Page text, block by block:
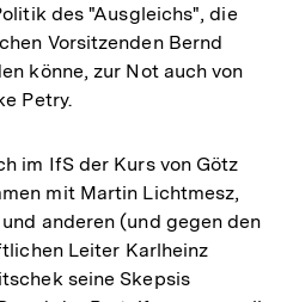
des "Ausgleichs", die
Vorsitzenden Bernd
könne, zur Not auch von
Petry.
im IfS der Kurs von Götz
mit Martin Lichtmesz,
anderen (und gegen den
Leiter Karlheinz
seine Skepsis